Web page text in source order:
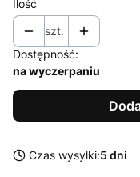
Ilość
szt.
Dostępność:
na wyczerpaniu
Czas wysyłki:5 dni